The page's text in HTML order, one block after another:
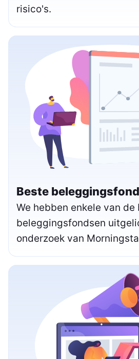
risico's.
Beste
We hebben enkele van de
beleggingsfondsen
onderzoek van